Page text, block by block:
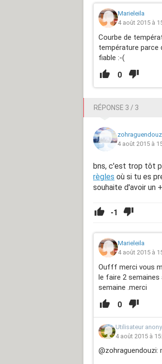
Marieleila
4 août 2015 à
Courbe de
température parce
fiable :-(
0
RÉPONSE 3 / 3
4 août 2015 à
bns, c'est trop tôt
règles où si tu es
souhaite d'avoir un
-1
Marieleila
4 août 2015 à
Oufff merci vous
le faire 2
semaine .merci
0
Utilisateur
4 août 2015 à
@zohraguendouzi: